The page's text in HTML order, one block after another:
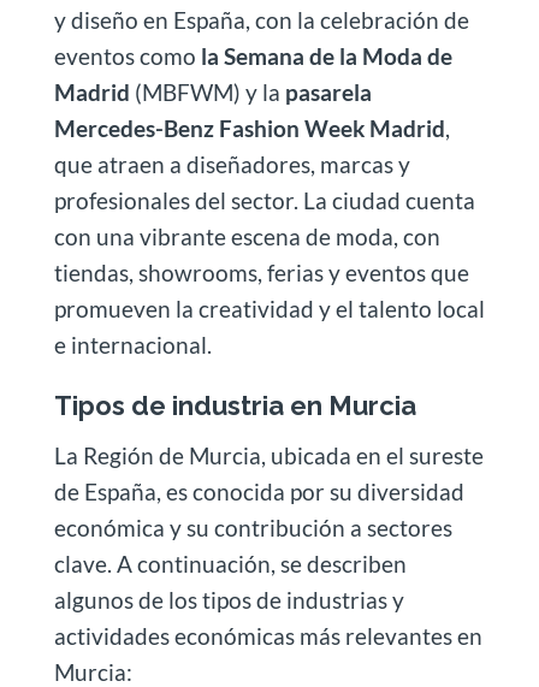
y diseño en España, con la celebración de
eventos como la Semana de la Moda de
Madrid (MBFWM) y la pasarela
Mercedes-Benz Fashion Week Madrid,
que atraen a diseñadores, marcas y
profesionales del sector. La ciudad cuenta
con una vibrante escena de moda, con
tiendas, showrooms, ferias y eventos que
promueven la creatividad y el talento local
e internacional.
Tipos de industria en Murcia
La Región de Murcia, ubicada en el sureste
de España, es conocida por su diversidad
económica y su contribución a sectores
clave. A continuación, se describen
algunos de los tipos de industrias y
actividades económicas más relevantes en
Murcia: